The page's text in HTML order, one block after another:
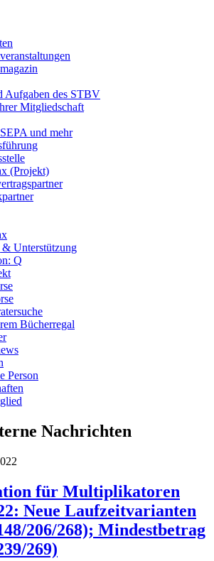
Aufgaben des STBV
Mitgliedschaft
und mehr
(Projekt)
Unterstützung
Q
Bücherregal
Person
Nachrichten
für Multiplikatoren
Neue Laufzeitvarianten
206/268); Mindestbetrag
269)